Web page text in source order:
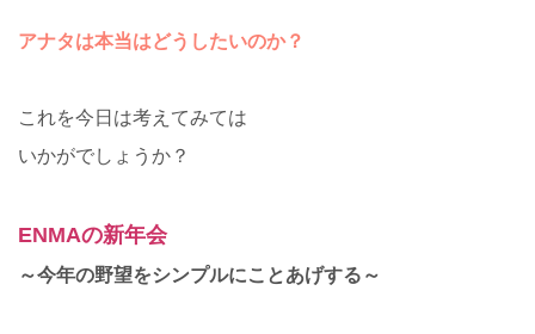
アナタは本当はどうしたいのか？
これを今日は考えてみては
いかがでしょうか？
ENMAの新年会
～今年の野望をシンプルにことあげする～